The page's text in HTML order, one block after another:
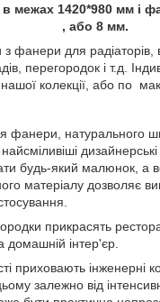
в межах 1420*980 мм і
, або 8 мм.
фанери для радіаторів,
перегородок і т.д.
колекції, або по
фанери, натурального
найсміливіші
будь-який малюнок, а
матеріалу дозволяє
прикрасять
домашній інтер'єр.
приховають інженерні
залежно від